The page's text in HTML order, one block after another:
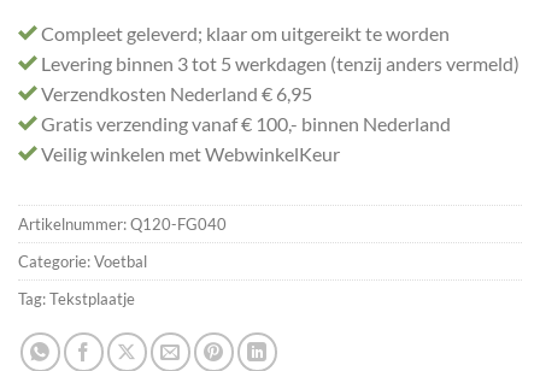
Compleet geleverd; klaar om uitgereikt te worden
Levering binnen 3 tot 5 werkdagen (tenzij anders vermeld)
Verzendkosten Nederland € 6,95
Gratis verzending vanaf € 100,- binnen Nederland
Veilig winkelen met WebwinkelKeur
Artikelnummer:Q120-FG040
Categorie:Voetbal
Tag:Tekstplaatje